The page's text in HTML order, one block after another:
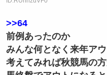
>>64
前例あったのか
みんな何となく来年ア
考えてみれば秋競馬の